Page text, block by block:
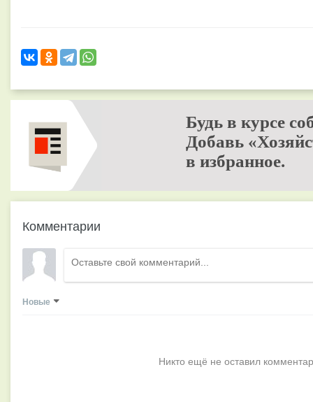
Будь в курсе
Добавь
в избранное.
Комментарии
Новые
Никто ещё не оставил